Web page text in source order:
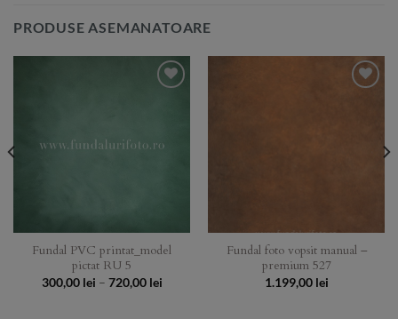
PRODUSE ASEMANATOARE
Fundal PVC printat_model
pictat RU 5
300,00 lei – 720,00 leiPrice
Fundal foto vopsit manual –
premium 527
1.199,00 lei